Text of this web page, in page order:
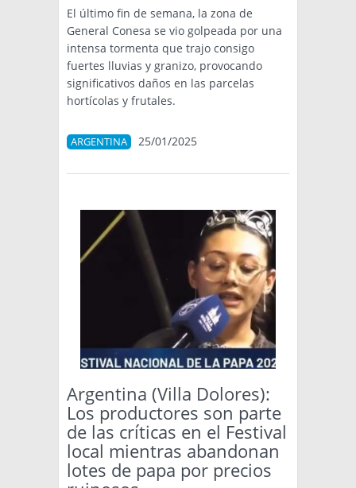
El último fin de semana, la zona de
General Conesa se vio golpeada por una
intensa tormenta que trajo consigo
fuertes lluvias y granizo, provocando
significativos daños en las parcelas
hortícolas y frutales.
ARGENTINA 25/01/2025
Argentina (Villa Dolores):
Los productores son parte
de las críticas en el Festival
local mientras abandonan
lotes de papa por precios